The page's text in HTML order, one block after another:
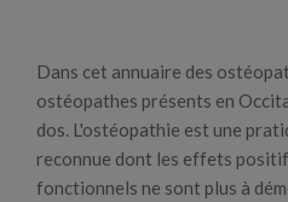
Dans cet annuaire des
ostéopathes présents en
dos. L'ostéopathie est une
reconnue dont les effets
fonctionnels ne sont plus à